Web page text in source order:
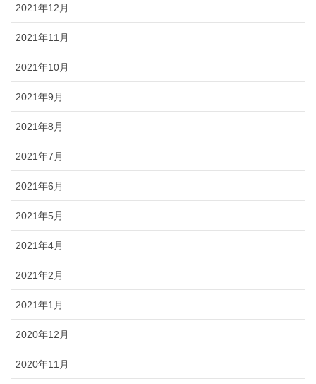
2021年12月
2021年11月
2021年10月
2021年9月
2021年8月
2021年7月
2021年6月
2021年5月
2021年4月
2021年2月
2021年1月
2020年12月
2020年11月